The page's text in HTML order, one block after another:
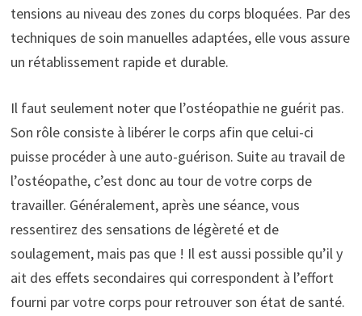
tensions au niveau des zones du corps bloquées. Par des
techniques de soin manuelles adaptées, elle vous assure
un rétablissement rapide et durable.
Il faut seulement noter que l’ostéopathie ne guérit pas.
Son rôle consiste à libérer le corps afin que celui-ci
puisse procéder à une auto-guérison. Suite au travail de
l’ostéopathe, c’est donc au tour de votre corps de
travailler. Généralement, après une séance, vous
ressentirez des sensations de légèreté et de
soulagement, mais pas que ! Il est aussi possible qu’il y
ait des effets secondaires qui correspondent à l’effort
fourni par votre corps pour retrouver son état de santé.